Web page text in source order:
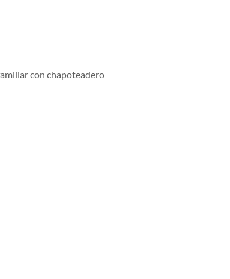
con chapoteadero